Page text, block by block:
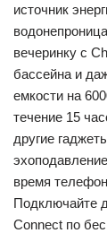
источник
вечеринку с
бассейна и
емкости на
течение 15
другие
время
Подключайте
Connect по